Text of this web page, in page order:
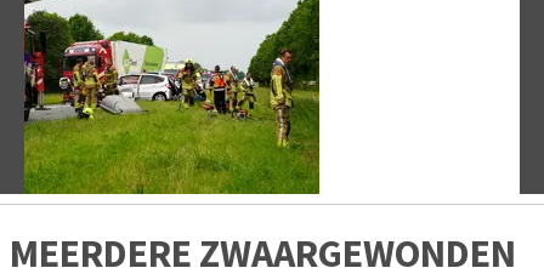
Vorige
MEERDERE ZWAARGEWONDEN